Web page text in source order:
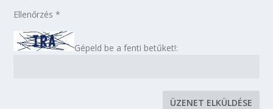
Ellenőrzés*
Gépeld be a fenti betűket!: